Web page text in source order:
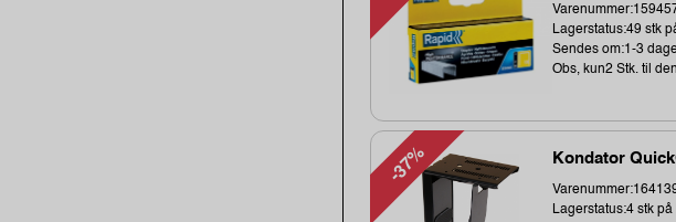
Lagerstatus:49 stk
Sendes om:1-3
Obs, kun2 Stk. til
-37% Kondator
Lagerstatus:4 stk på